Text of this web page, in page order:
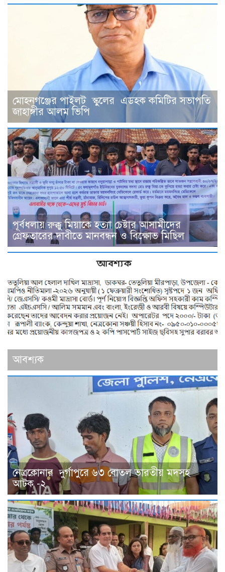
মোহনগঞ্জের পাইলট স্কুলের এডহক কমিটির সভাপতি
জাহাঙ্গীর আলম ভিপি
পূর্বধলায় রুক্কু মিয়াকে হত্যা চেষ্টার আসামীদের
গ্রেফতারের দাবীতে মানবন্ধন ও বিক্ষোভ মিছিল
আবশ্যক
নেত্রকোনার দুর্গাপুরে ৬৩ বোতল ভারতীয় মদসহ
আটক -২